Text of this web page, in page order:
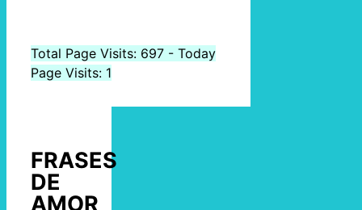
Total Page Visits: 697 - Today
Page Visits: 1
FRASES
DE
AMOR